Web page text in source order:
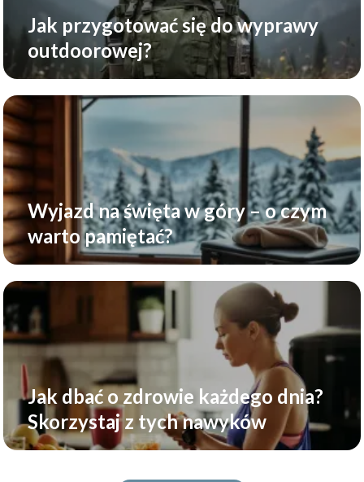
Jak przygotować się do wyprawy
outdoorowej?
Wyjazd na święta w góry – o czym
warto pamiętać?
Jak dbać o zdrowie każdego dnia?
Skorzystaj z tych nawyków